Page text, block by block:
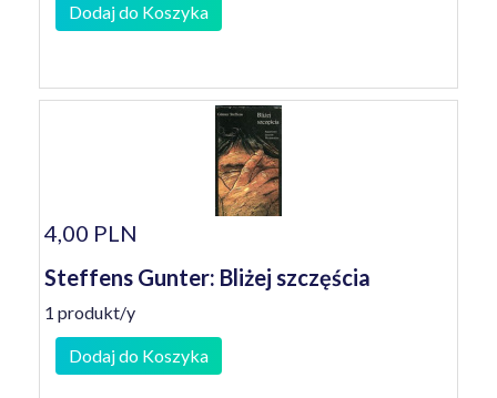
Dodaj do Koszyka
4,00 PLN
Steffens Gunter: Bliżej szczęścia
1 produkt/y
Dodaj do Koszyka